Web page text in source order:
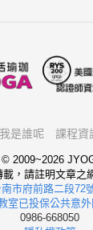
我是誰呢 課程資
2009~2026
載，請註明文章之
南市府前路二段72
室已投保公共意
0986-668050